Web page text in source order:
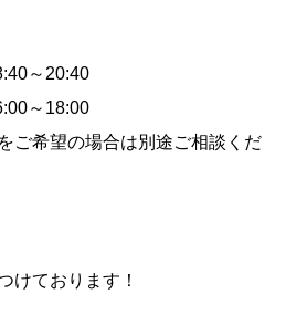
～20:40
～18:00
ご希望の場合は別途ご相談くだ
けております！